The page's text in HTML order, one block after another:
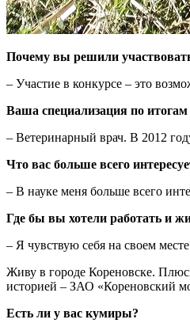
Почему вы решили
– Участие в конкурсе – это
Ваша специализация по итогам
– Ветеринарный врач. В 2012
Что вас больше всего
– В науке меня больше всего
Где бы вы хотели работать и
– Я чувствую себя на своем
Живу в городе Кореновске.
историей – ЗАО «Кореновский
Есть ли у вас кумиры?